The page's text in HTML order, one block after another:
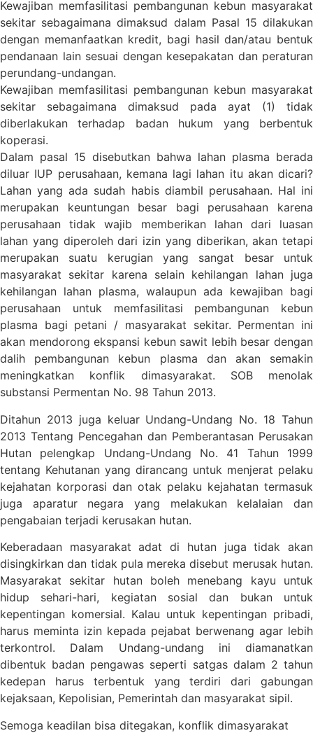
Kewajiban memfasilitasi pembangunan kebun masyarakat
sekitar sebagaimana dimaksud dalam Pasal 15 dilakukan
dengan memanfaatkan kredit, bagi hasil dan/atau bentuk
pendanaan lain sesuai dengan kesepakatan dan peraturan
perundang-undangan.
Kewajiban memfasilitasi pembangunan kebun masyarakat
sekitar sebagaimana dimaksud pada ayat (1) tidak
diberlakukan terhadap badan hukum yang berbentuk
koperasi.
Dalam pasal 15 disebutkan bahwa lahan plasma berada
diluar IUP perusahaan, kemana lagi lahan itu akan dicari?
Lahan yang ada sudah habis diambil perusahaan. Hal ini
merupakan keuntungan besar bagi perusahaan karena
perusahaan tidak wajib memberikan lahan dari luasan
lahan yang diperoleh dari izin yang diberikan, akan tetapi
merupakan suatu kerugian yang sangat besar untuk
masyarakat sekitar karena selain kehilangan lahan juga
kehilangan lahan plasma, walaupun ada kewajiban bagi
perusahaan untuk memfasilitasi pembangunan kebun
plasma bagi petani / masyarakat sekitar. Permentan ini
akan mendorong ekspansi kebun sawit lebih besar dengan
dalih pembangunan kebun plasma dan akan semakin
meningkatkan konflik dimasyarakat. SOB menolak
substansi Permentan No. 98 Tahun 2013.
Ditahun 2013 juga keluar Undang-Undang No. 18 Tahun
2013 Tentang Pencegahan dan Pemberantasan Perusakan
Hutan pelengkap Undang-Undang No. 41 Tahun 1999
tentang Kehutanan yang dirancang untuk menjerat pelaku
kejahatan korporasi dan otak pelaku kejahatan termasuk
juga aparatur negara yang melakukan kelalaian dan
pengabaian terjadi kerusakan hutan.
Keberadaan masyarakat adat di hutan juga tidak akan
disingkirkan dan tidak pula mereka disebut merusak hutan.
Masyarakat sekitar hutan boleh menebang kayu untuk
hidup sehari-hari, kegiatan sosial dan bukan untuk
kepentingan komersial. Kalau untuk kepentingan pribadi,
harus meminta izin kepada pejabat berwenang agar lebih
terkontrol. Dalam Undang-undang ini diamanatkan
dibentuk badan pengawas seperti satgas dalam 2 tahun
kedepan harus terbentuk yang terdiri dari gabungan
kejaksaan, Kepolisian, Pemerintah dan masyarakat sipil.
Semoga keadilan bisa ditegakan, konflik dimasyarakat